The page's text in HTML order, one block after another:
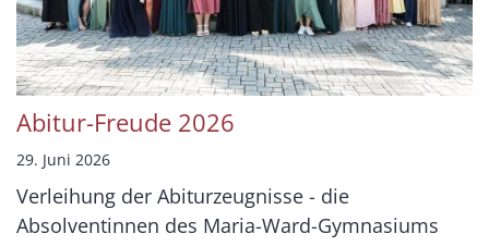
Abitur-Freude 2026
29. Juni 2026
Verleihung der Abiturzeugnisse - die
Absolventinnen des Maria-Ward-Gymnasiums